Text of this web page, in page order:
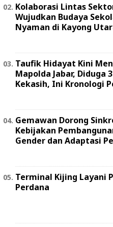
Kolaborasi Lintas
Wujudkan Budaya
Nyaman di Kayong
Taufik Hidayat Kini
Mapolda Jabar, Diduga
Kekasih, Ini Kronologi
Gemawan Dorong
Kebijakan
Gender dan Adaptasi
Terminal Kijing Layani
Perdana